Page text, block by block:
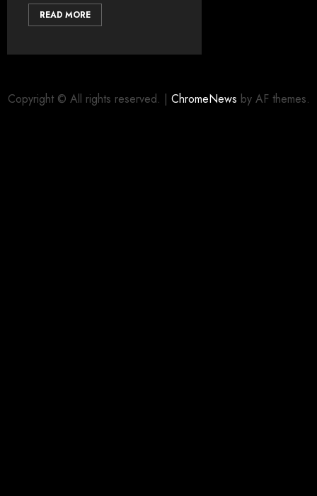
READ MORE
Copyright © All rights reserved. | ChromeNews by AF themes.